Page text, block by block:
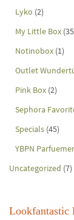
Lyko (2)
My Little Box
Notinobox (1)
Outlet
Pink Box (2)
Sephora
Specials (45)
YBPN
Uncategorized (7)
Lookfantastic